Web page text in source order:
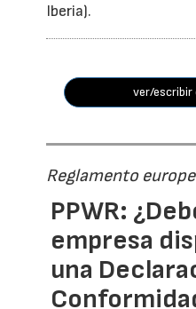
Iberia).
ver/
Reglamento
PPWR:
empresa
una